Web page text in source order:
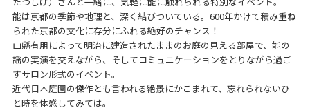
能は京都の季節や地理と、深く結びついている。600年かけて積み重ね
られた京都の文化に存分にふれる絶好のチャンス！
山縣有朋によって明治に建造されたままのお庭の見える部屋で、能の
謡の実演を交えながら、そしてコミュニケーションをとりながら過ご
すサロン形式のイベント。
近代日本庭園の傑作とも言われる絶景にかこまれて、忘れられないひ
と時を体感してみては。